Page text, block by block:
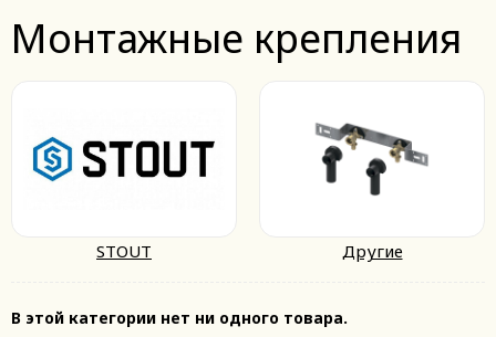
Монтажные крепления
STOUT Другие
В этой категории нет ни одного товара.